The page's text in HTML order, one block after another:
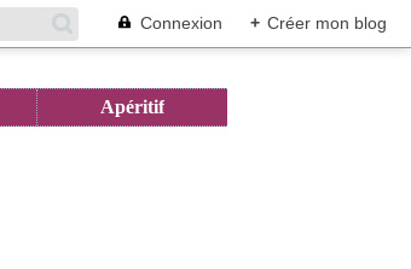
Connexion + Créer mon blog
Apéritif